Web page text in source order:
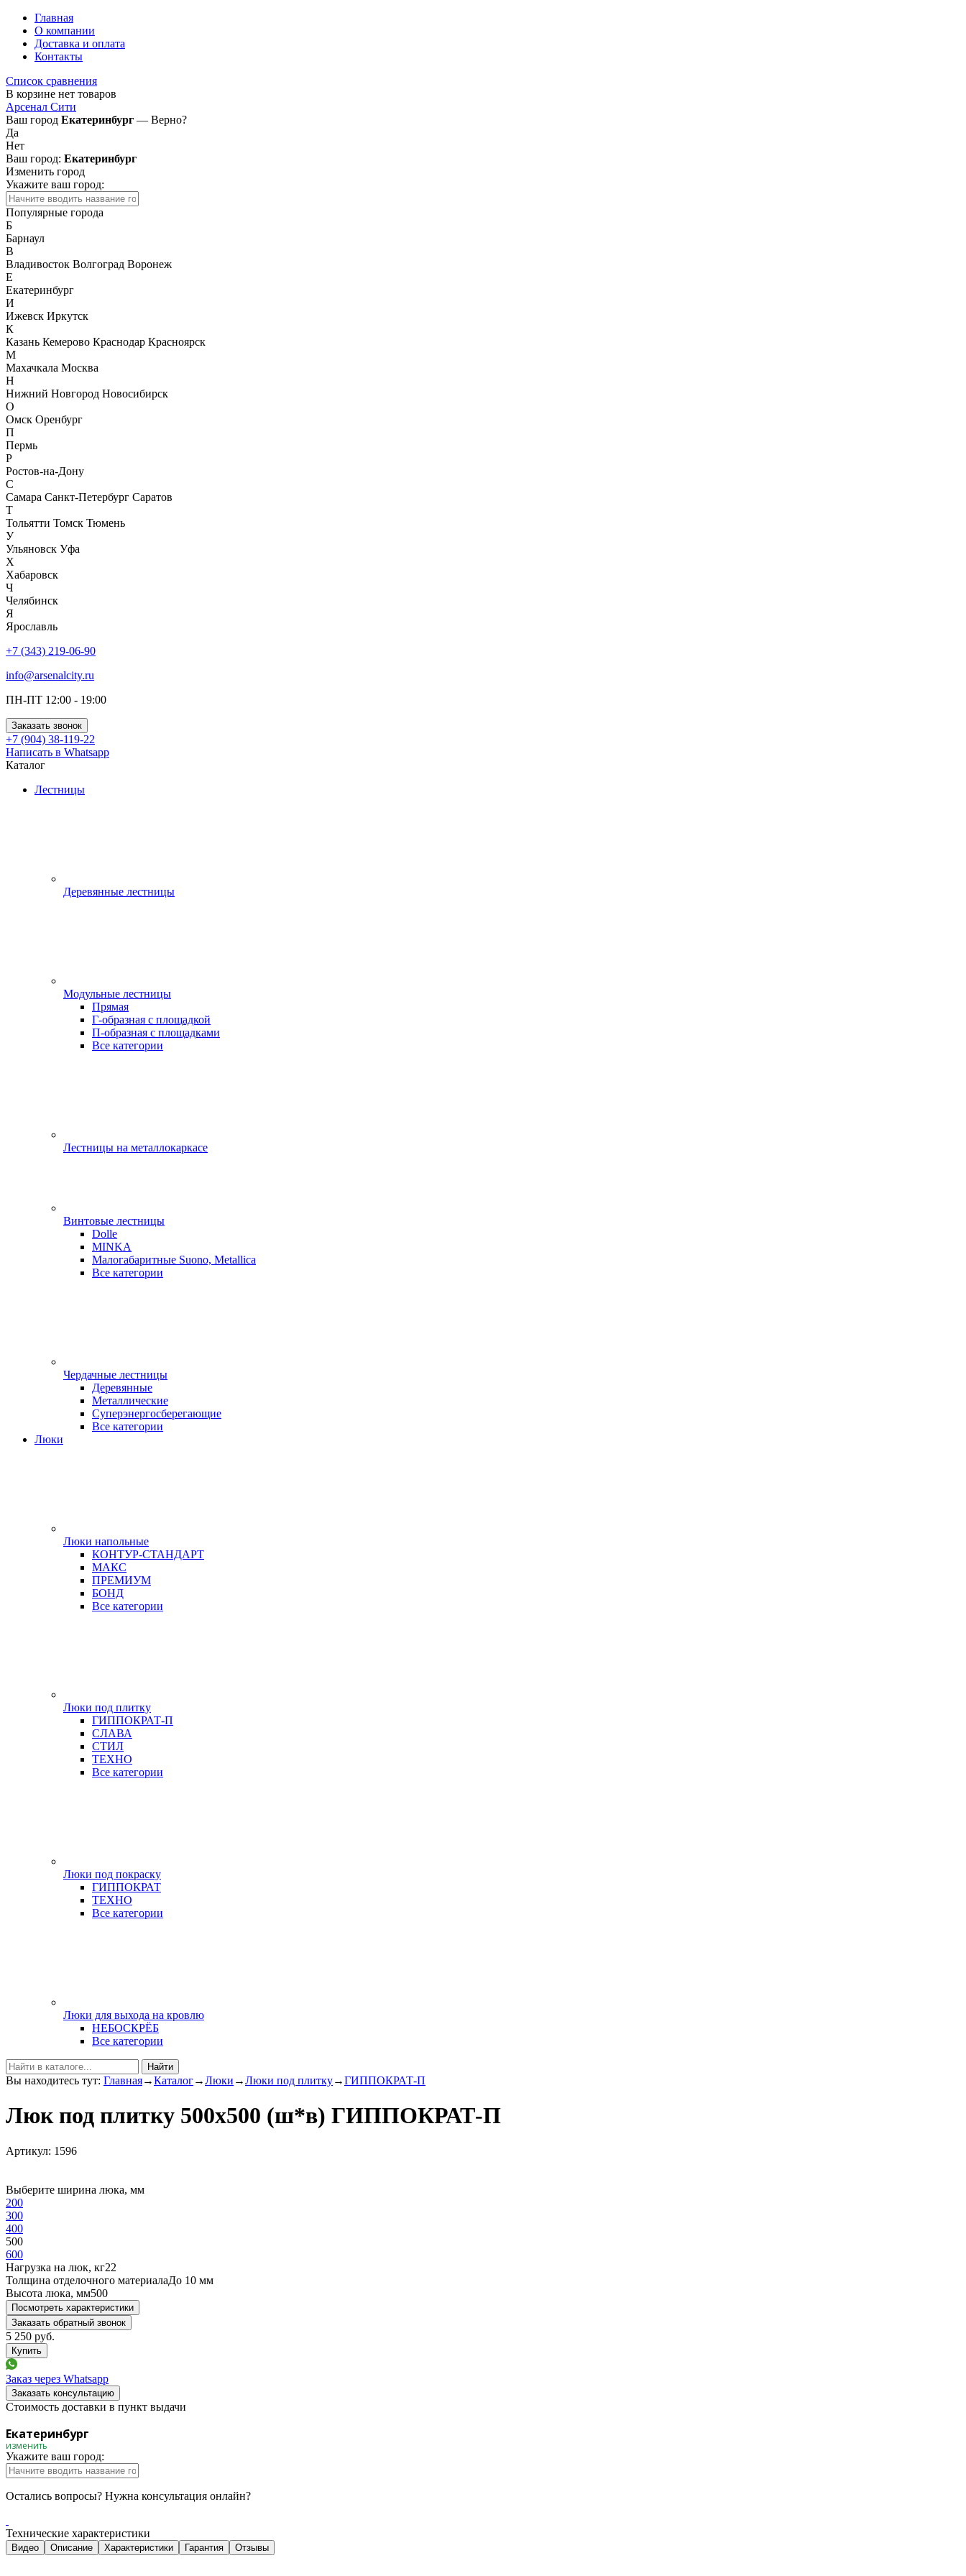
Главная
О компании
Доставка и оплата
Контакты
Список сравнения
В корзине нет товаров
Арсенал Сити
Ваш город Екатеринбург — Верно?
Да
Нет
Ваш город: Екатеринбург
Изменить город
Укажите ваш город:
Популярные города
Б
Барнаул
В
Владивосток Волгоград Воронеж
Е
Екатеринбург
И
Ижевск Иркутск
К
Казань Кемерово Краснодар Красноярск
М
Махачкала Москва
Н
Нижний Новгород Новосибирск
О
Омск Оренбург
П
Пермь
Р
Ростов-на-Дону
С
Самара Санкт-Петербург Саратов
Т
Тольятти Томск Тюмень
У
Ульяновск Уфа
Х
Хабаровск
Ч
Челябинск
Я
Ярославль
+7 (343) 219-06-90
info@arsenalcity.ru
ПН-ПТ 12:00 - 19:00
Заказать звонок
+7 (904) 38-119-22
Написать в Whatsapp
Каталог
Лестницы
Деревянные лестницы
Модульные лестницы
Прямая
Г-образная с площадкой
П-образная с площадками
Все категории
Лестницы на металлокаркасе
Винтовые лестницы
Dolle
MINKA
Малогабаритные Suono, Metallica
Все категории
Чердачные лестницы
Деревянные
Металлические
Суперэнергосберегающие
Все категории
Люки
Люки напольные
КОНТУР-СТАНДАРТ
МАКС
ПРЕМИУМ
БОНД
Все категории
Люки под плитку
ГИППОКРАТ-П
СЛАВА
СТИЛ
ТЕХНО
Все категории
Люки под покраску
ГИППОКРАТ
ТЕХНО
Все категории
Люки для выхода на кровлю
НЕБОСКРЁБ
Все категории
Найти
Вы находитесь тут: Главная→Каталог→Люки →Люки под плитку→ГИППОКРАТ-П
Люк под плитку 500х500 (ш*в) ГИППОКРАТ-П
Артикул: 1596
Выберите ширина люка, мм
200
300
400
500
600
Нагрузка на люк, кг22
Толщина отделочного материалаДо 10 мм
Высота люка, мм500
Посмотреть характеристики
Заказать обратный звонок
5 250 руб.
Заказ через Whatsapp
Заказать консультацию
Стоимость доставки в пункт выдачи
Екатеринбург
изменить
Укажите ваш город:
Остались вопросы? Нужна консультация онлайн?
Технические характеристики
Видео Описание Характеристики Гарантия Отзывы